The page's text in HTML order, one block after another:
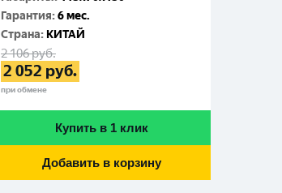
Гарантия:6 мес.
Cтрана: КИТАЙ
2 106руб.
2 052 руб.
при обмене
Купить в 1 клик
Добавить в корзину